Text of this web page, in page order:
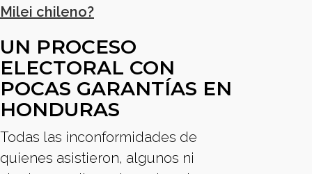
Milei chileno?
UN PROCESO
ELECTORAL CON
POCAS GARANTÍAS EN
HONDURAS
Todas las inconformidades de
quienes asistieron, algunos ni